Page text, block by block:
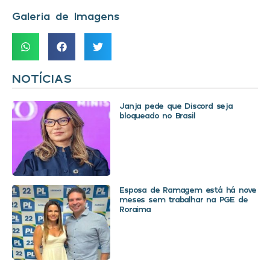
Galeria de Imagens
NOTÍCIAS
Janja pede que Discord seja
bloqueado no Brasil
Esposa de Ramagem está há nove
meses sem trabalhar na PGE de
Roraima